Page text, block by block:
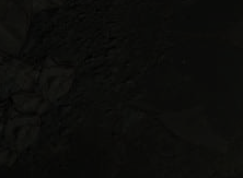
la Stagione 3